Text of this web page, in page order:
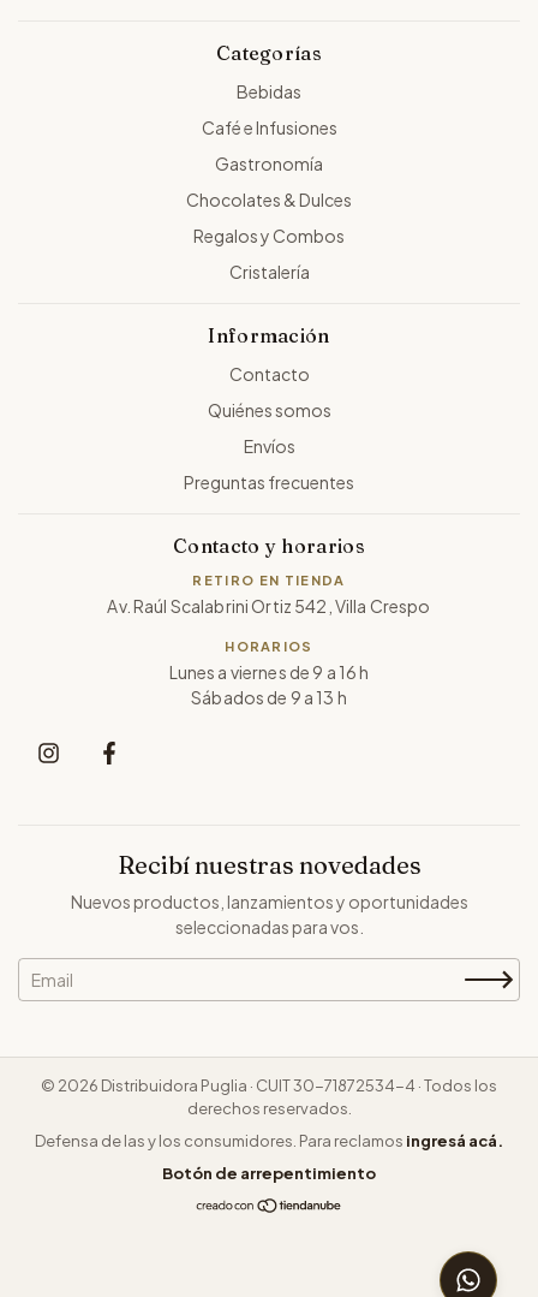
Categorías
Bebidas
Café e Infusiones
Gastronomía
Chocolates & Dulces
Regalos y Combos
Cristalería
Información
Contacto
Quiénes somos
Envíos
Preguntas frecuentes
Contacto y horarios
RETIRO EN TIENDA
Av. Raúl Scalabrini Ortiz 542, Villa Crespo
HORARIOS
Lunes a viernes de 9 a 16 h
Sábados de 9 a 13 h
Recibí nuestras novedades
Nuevos productos, lanzamientos y oportunidades
seleccionadas para vos.
© 2026 Distribuidora Puglia · CUIT 30-71872534-4 · Todos los
derechos reservados.
Defensa de las y los consumidores. Para reclamos ingresá acá.
Botón de arrepentimiento